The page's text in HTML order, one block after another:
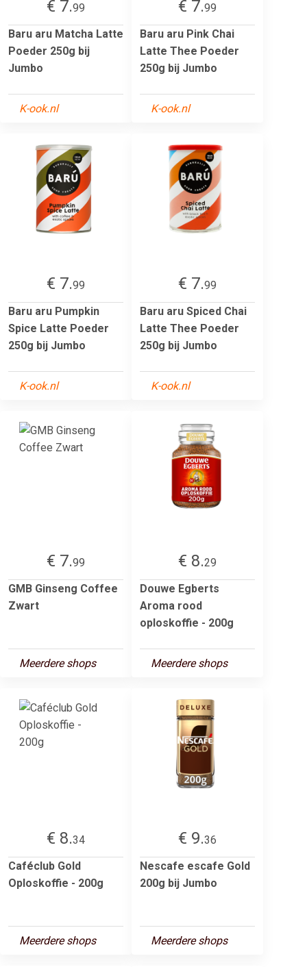
€ 7.99
Baru aru Matcha Latte
Poeder 250g bij
Jumbo
K-ook.nl
€ 7.99
Baru aru Pink Chai
Latte Thee Poeder
250g bij Jumbo
K-ook.nl
€ 7.99
Baru aru Pumpkin
Spice Latte Poeder
250g bij Jumbo
K-ook.nl
€ 7.99
Baru aru Spiced Chai
Latte Thee Poeder
250g bij Jumbo
K-ook.nl
€ 7.99
GMB Ginseng Coffee
Zwart
Meerdere shops
€ 8.29
Douwe Egberts
Aroma rood
oploskoffie - 200g
Meerdere shops
€ 8.34
Caféclub Gold
Oploskoffie - 200g
Meerdere shops
€ 9.36
Nescafe escafe Gold
200g bij Jumbo
Meerdere shops